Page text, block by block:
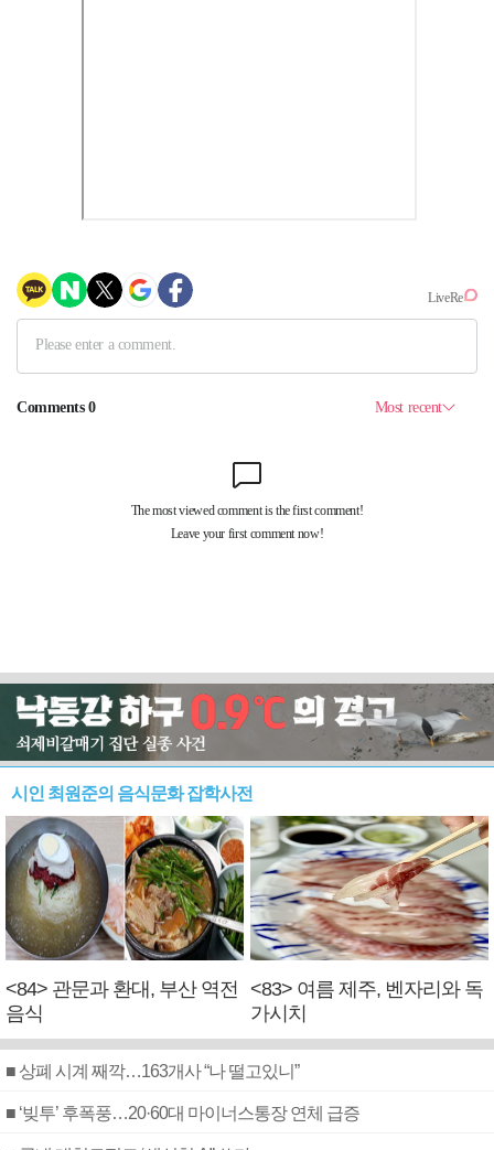
시인 최원준의 음식문화 잡학사전
<84> 관문과 환대, 부산 역전
음식
<83> 여름 제주, 벤자리와 독
가시치
■ 상폐 시계 째깍…163개사 “나 떨고있니”
■ ‘빚투’ 후폭풍…20·60대 마이너스통장 연체 급증